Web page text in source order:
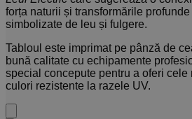
forța naturii și transformările profunde
simbolizate de leu și fulgere.
Tabloul este imprimat pe pânză de
bună calitate cu echipamente
special concepute pentru a oferi cele
culori rezistente la razele UV.